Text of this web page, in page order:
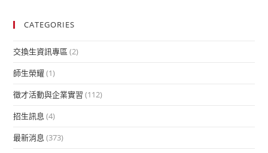
CATEGORIES
交換生資訊專區 (2)
師生榮耀(1)
徵才活動與企業實習 (112)
招生訊息 (4)
最新消息 (373)